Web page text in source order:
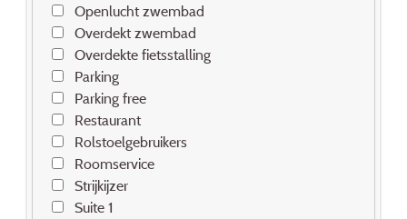
Openlucht zwembad
Overdekt zwembad
Overdekte fietsstalling
Parking
Parking free
Restaurant
Rolstoelgebruikers
Roomservice
Strijkijzer
Suite 1